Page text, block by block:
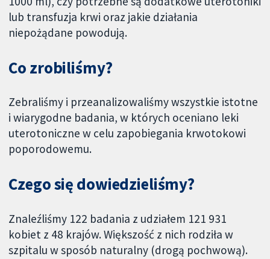
lub transfuzja krwi oraz jakie działania
niepożądane powodują.
Co zrobiliśmy?
Zebraliśmy i przeanalizowaliśmy wszystkie istotne
i wiarygodne badania, w których oceniano leki
uterotoniczne w celu zapobiegania krwotokowi
poporodowemu.
Czego się dowiedzieliśmy?
Znaleźliśmy 122 badania z udziałem 121 931
kobiet z 48 krajów. Większość z nich rodziła w
szpitalu w sposób naturalny (drogą pochwową).